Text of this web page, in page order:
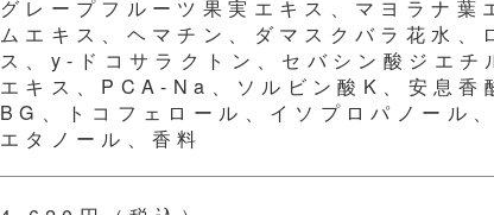
グレープフルーツ果実エキス、マヨラナ葉
ムエキス、ヘマチン、ダマスクバラ花水、
ス、y-ドコサラクトン、セバシン酸ジエチ
エキス、PCA-Na、ソルビン酸K、安息香
BG、トコフェロール、イソプロパノール
エタノール、香料